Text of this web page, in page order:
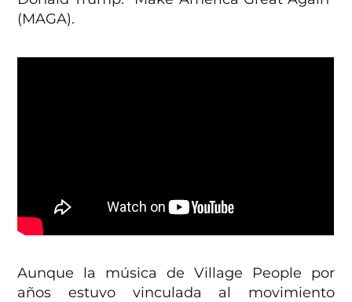
(MAGA).
Aunque la música de Village People por
años estuvo vinculada al movimiento